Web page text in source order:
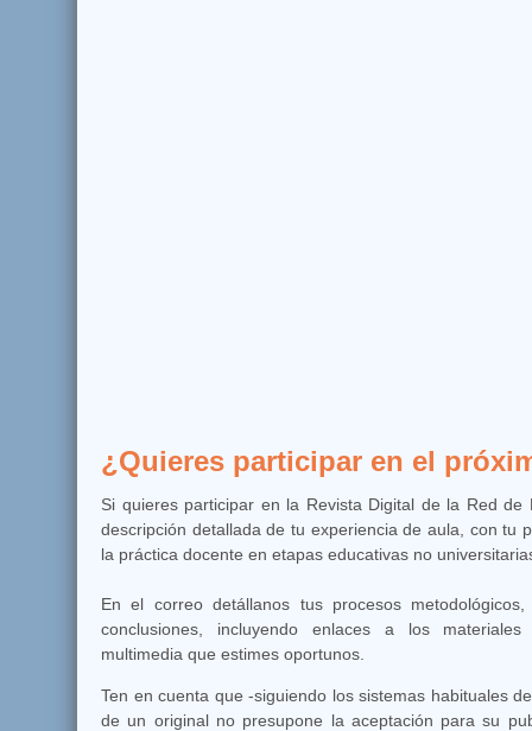
¿Quieres participar en el
Si quieres participar en la Revista Digital de la Red
descripción detallada de tu experiencia de aula, con tu
la práctica docente en etapas educativas no
En el correo detállanos tus procesos
conclusiones, incluyendo enlaces a los
multimedia que estimes oportunos.
Ten en cuenta que -siguiendo los sistemas habituales
de un original no presupone la aceptación para su